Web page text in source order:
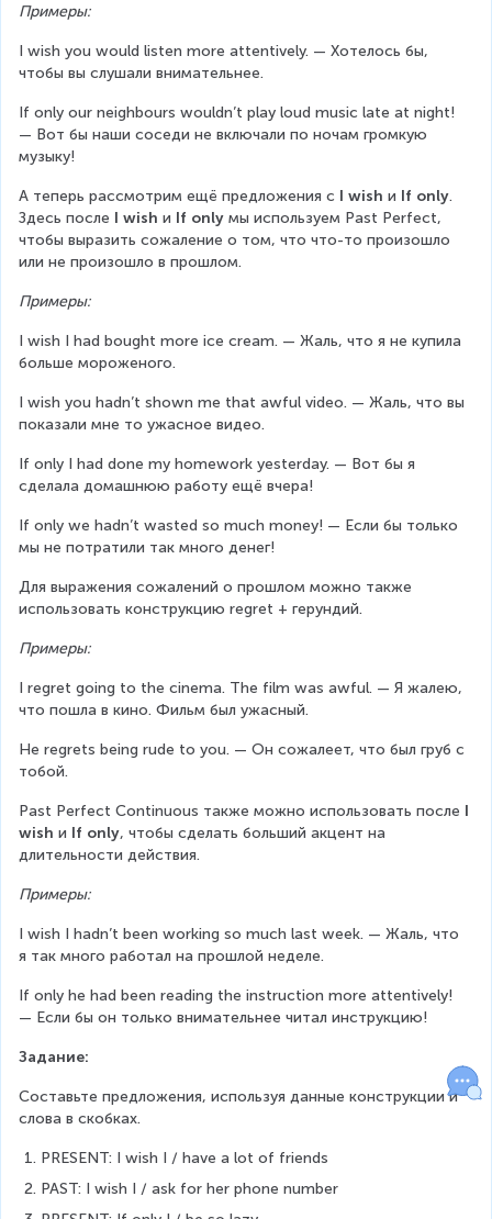
Примеры:
I wish you would listen more attentively. — Хотелось бы,
чтобы вы слушали внимательнее.
If only our neighbours wouldn’t play loud music late at night!
— Вот бы наши соседи не включали по ночам громкую
музыку!
А теперь рассмотрим ещё предложения с I wish и If only.
Здесь после I wish и If only мы используем Past Perfect,
чтобы выразить сожаление о том, что что-то произошло
или не произошло в прошлом.
Примеры:
I wish I had bought more ice cream. — Жаль, что я не купила
больше мороженого.
I wish you hadn’t shown me that awful video. — Жаль, что вы
показали мне то ужасное видео.
If only I had done my homework yesterday. — Вот бы я
сделала домашнюю работу ещё вчера!
If only we hadn’t wasted so much money! — Если бы только
мы не потратили так много денег!
Для выражения сожалений о прошлом можно также
использовать конструкцию regret + герундий.
Примеры:
I regret going to the cinema. The film was awful. — Я жалею,
что пошла в кино. Фильм был ужасный.
He regrets being rude to you. — Он сожалеет, что был груб с
тобой.
Past Perfect Continuous также можно использовать после I
wish и If only, чтобы сделать больший акцент на
длительности действия.
Примеры:
I wish I hadn’t been working so much last week. — Жаль, что
я так много работал на прошлой неделе.
If only he had been reading the instruction more attentively!
— Если бы он только внимательнее читал инструкцию!
Задание:
Составьте предложения, используя данные конструкции и
слова в скобках.
PRESENT: I wish I / have a lot of friends
PAST: I wish I / ask for her phone number